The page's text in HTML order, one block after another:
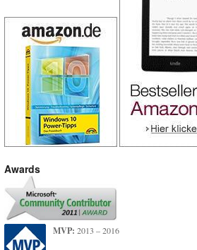
Awards
MVP: 2013 – 2016